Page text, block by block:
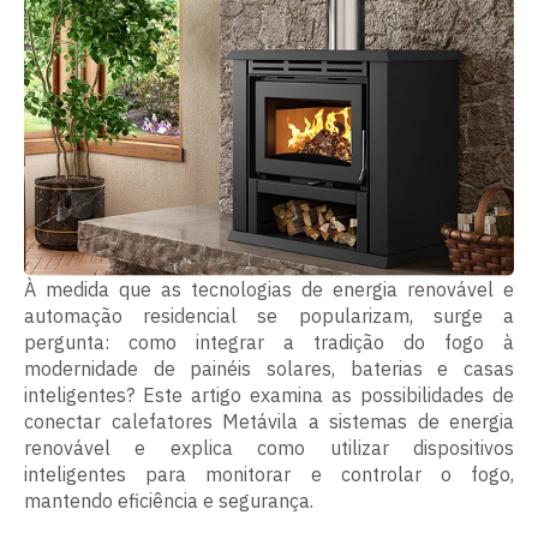
À medida que as tecnologias de energia renovável e
automação residencial se popularizam, surge a
pergunta: como integrar a tradição do fogo à
modernidade de painéis solares, baterias e casas
inteligentes? Este artigo examina as possibilidades de
conectar calefatores Metávila a sistemas de energia
renovável e explica como utilizar dispositivos
inteligentes para monitorar e controlar o fogo,
mantendo eficiência e segurança.